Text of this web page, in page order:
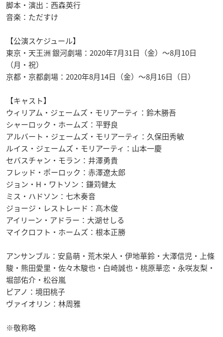
脚本・演出：西森英行
音楽：ただすけ
【公演スケジュール】
東京・天王洲 銀河劇場：2020年7月31日（金）～8月10日
（月・祝）
京都・京都劇場：2020年8月14日（金）～8月16日（日）
【キャスト】
ウィリアム・ジェームズ・モリアーティ：鈴木勝吾
シャーロック・ホームズ：平野良
アルバート・ジェームズ・モリアーティ：久保田秀敏
ルイス・ジェームズ・モリアーティ：山本一慶
セバスチャン・モラン：井澤勇貴
フレッド・ポーロック：赤澤遼太郎
ジョン・H・ワトソン：鎌苅健太
ミス・ハドソン：七木奏音
ジョージ・レストレード：髙木俊
アイリーン・アドラー：大湖せしる
マイクロフト・ホームズ：根本正勝
アンサンブル：安島萌・荒木栄人・伊地華鈴・大澤信児・上條
駿・熊田愛里・佐々木駿也・白崎誠也・桃原華恋・永咲友梨・
堀部佑介・松谷嵐
ピアノ：境田桃子
ヴァイオリン：林周雅
※敬称略